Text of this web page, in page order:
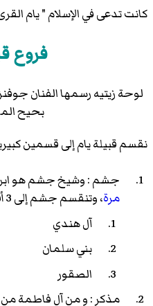
كانت تدعى في الإسلام " يام
فروع
لوحة زيتيه رسمها الفنان
بحيح
نقسم قبيلة يام إلى قسمين
جشم : وشيخ جشم هو
مرة، وتنقسم جشم إلى 3 أقسام هي:
آل هندي
بني سلمان
الصقور
مذكر : و من آل فاطمة من